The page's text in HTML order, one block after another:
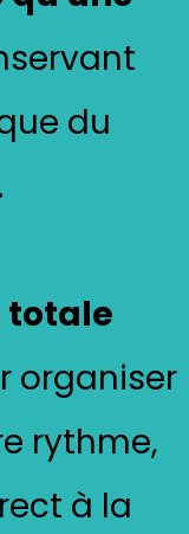
du
totale
organiser
rythme,
à la